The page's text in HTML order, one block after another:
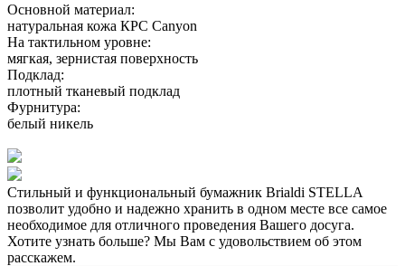
Основной материал:
натуральная кожа КРС Canyon
На тактильном уровне:
мягкая, зернистая поверхность
Подклад:
плотный тканевый подклад
Фурнитура:
белый никель
Стильный и функциональный бумажник Brialdi STELLA
позволит удобно и надежно хранить в одном месте все самое
необходимое для отличного проведения Вашего досуга.
Хотите узнать больше? Мы Вам с удовольствием об этом
расскажем.